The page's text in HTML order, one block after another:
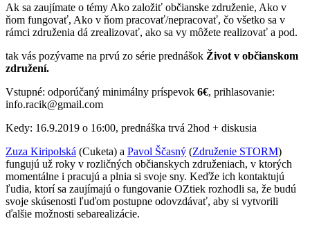
Ak sa zaujímate o témy Ako založiť občianske združenie, Ako v
ňom fungovať, Ako v ňom pracovať/nepracovať, čo všetko sa v
rámci združenia dá zrealizovať, ako sa vy môžete realizovať a pod.
tak vás pozývame na prvú zo série prednášok Život v občianskom
združení.
Vstupné: odporúčaný minimálny príspevok 6€, prihlasovanie:
info.racik@gmail.com
Kedy: 16.9.2019 o 16:00, prednáška trvá 2hod + diskusia
Zuza Kiripolská (Cuketa) a Pavol Ščasný (Združenie STORM)
fungujú už roky v rozličných občianskych združeniach, v ktorých
momentálne i pracujú a plnia si svoje sny. Keďže ich kontaktujú
ľudia, ktorí sa zaujímajú o fungovanie OZtiek rozhodli sa, že budú
svoje skúsenosti ľuďom postupne odovzdávať, aby si vytvorili
ďalšie možnosti sebarealizácie.